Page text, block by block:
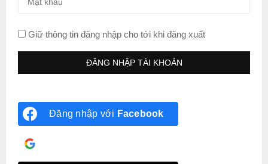
Giữ thông tin đăng nhập cho tới khi đăng xuất
Đăng nhập với Facebook